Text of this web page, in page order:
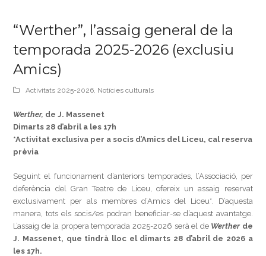
“Werther”, l’assaig general de la
temporada 2025-2026 (exclusiu
Amics)
Activitats 2025-2026, Notícies culturals
Werther, de J. Massenet
Dimarts 28 d’abril a les 17h
*Activitat exclusiva per a socis d’Amics del Liceu, cal reserva
prèvia
Seguint el funcionament d’anteriors temporades, l’Associació, per
deferència del Gran Teatre de Liceu, ofereix un assaig reservat
exclusivament per als membres d’Amics del Liceu*. D’aquesta
manera, tots els socis/es podran beneficiar-se d’aquest avantatge.
L’assaig de la propera temporada 2025-2026 serà el de Wertherde
J. Massenet, que tindrà lloc el dimarts 28 d’abril de 2026 a
les 17h.